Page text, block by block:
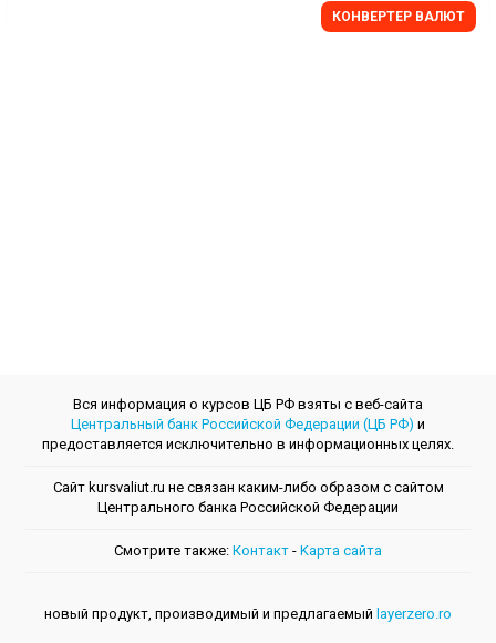
КОНВЕРТЕР ВАЛЮТ
Вся информация о курсов ЦБ РФ взяты с веб-сайта
Центральный банк Российской Федерации (ЦБ РФ) и
предоставляется исключительно в информационных целях.
Сайт kursvaliut.ru не связан каким-либо образом с сайтом
Центрального банкa Российской Федерации
Смотрите также: Контакт - Kарта сайта
новый продукт, производимый и предлагаемый layerzero.ro